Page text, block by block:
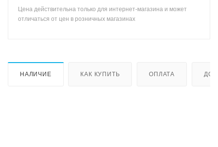
Цена действительна только для интернет-магазина и может
отличаться от цен в розничных магазинах
НАЛИЧИЕ КАК КУПИТЬ ОПЛАТА